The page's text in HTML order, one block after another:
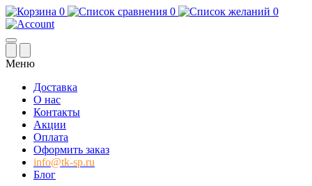
0 0 0
Меню
Доставка
О нас
Контакты
Акции
Оплата
Оформить заказ
info@tk-sp.ru
Блог